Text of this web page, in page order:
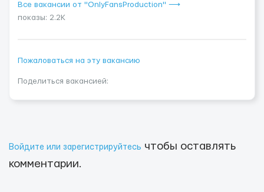
Все вакансии от "OnlyFansProduction" ⟶
показы: 2.2K
Пожаловаться на эту вакансию
Поделиться вакансией:
Войдите или зарегистрируйтесь чтобы оставлять
комментарии.